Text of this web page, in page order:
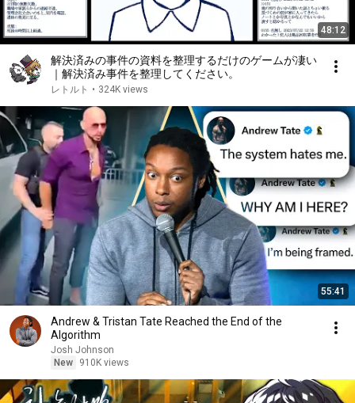
48:12
解決済みの事件の資料を整理するだけのゲームが凄い
｜解決済み事件を整理してください。
レトルト • 324K views
55:41
Andrew & Tristan Tate Reached the End of the
Algorithm
Josh Johnson
New
910K views